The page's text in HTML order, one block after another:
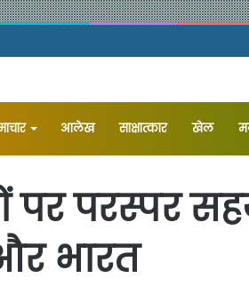
आलेख ⁠साक्षात्कार खेल
पर परस्पर
भारत